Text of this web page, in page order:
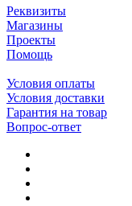
Реквизиты
Магазины
Проекты
Помощь
Условия оплаты
Условия доставки
Гарантия на товар
Вопрос-ответ